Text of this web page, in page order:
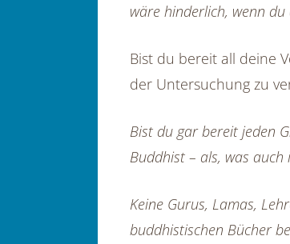
wäre hinderlich, wenn
Bist du bereit all deine
der Untersuchung zu
Bist du gar bereit jeden
Buddhist – als, was
Keine Gurus, Lamas,
buddhistischen Bücher